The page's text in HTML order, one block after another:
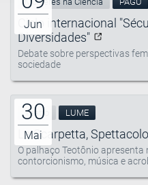
Jun
Ciclo internacional
Diversidades"
Debate sobre perspectivas
sociedade
30
Mai
Teatro LUME
La Scarpetta,
O palhaço Teotônio
contorcionismo, música e